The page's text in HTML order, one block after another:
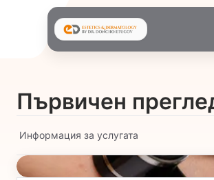
Първичен
Информация за услугата